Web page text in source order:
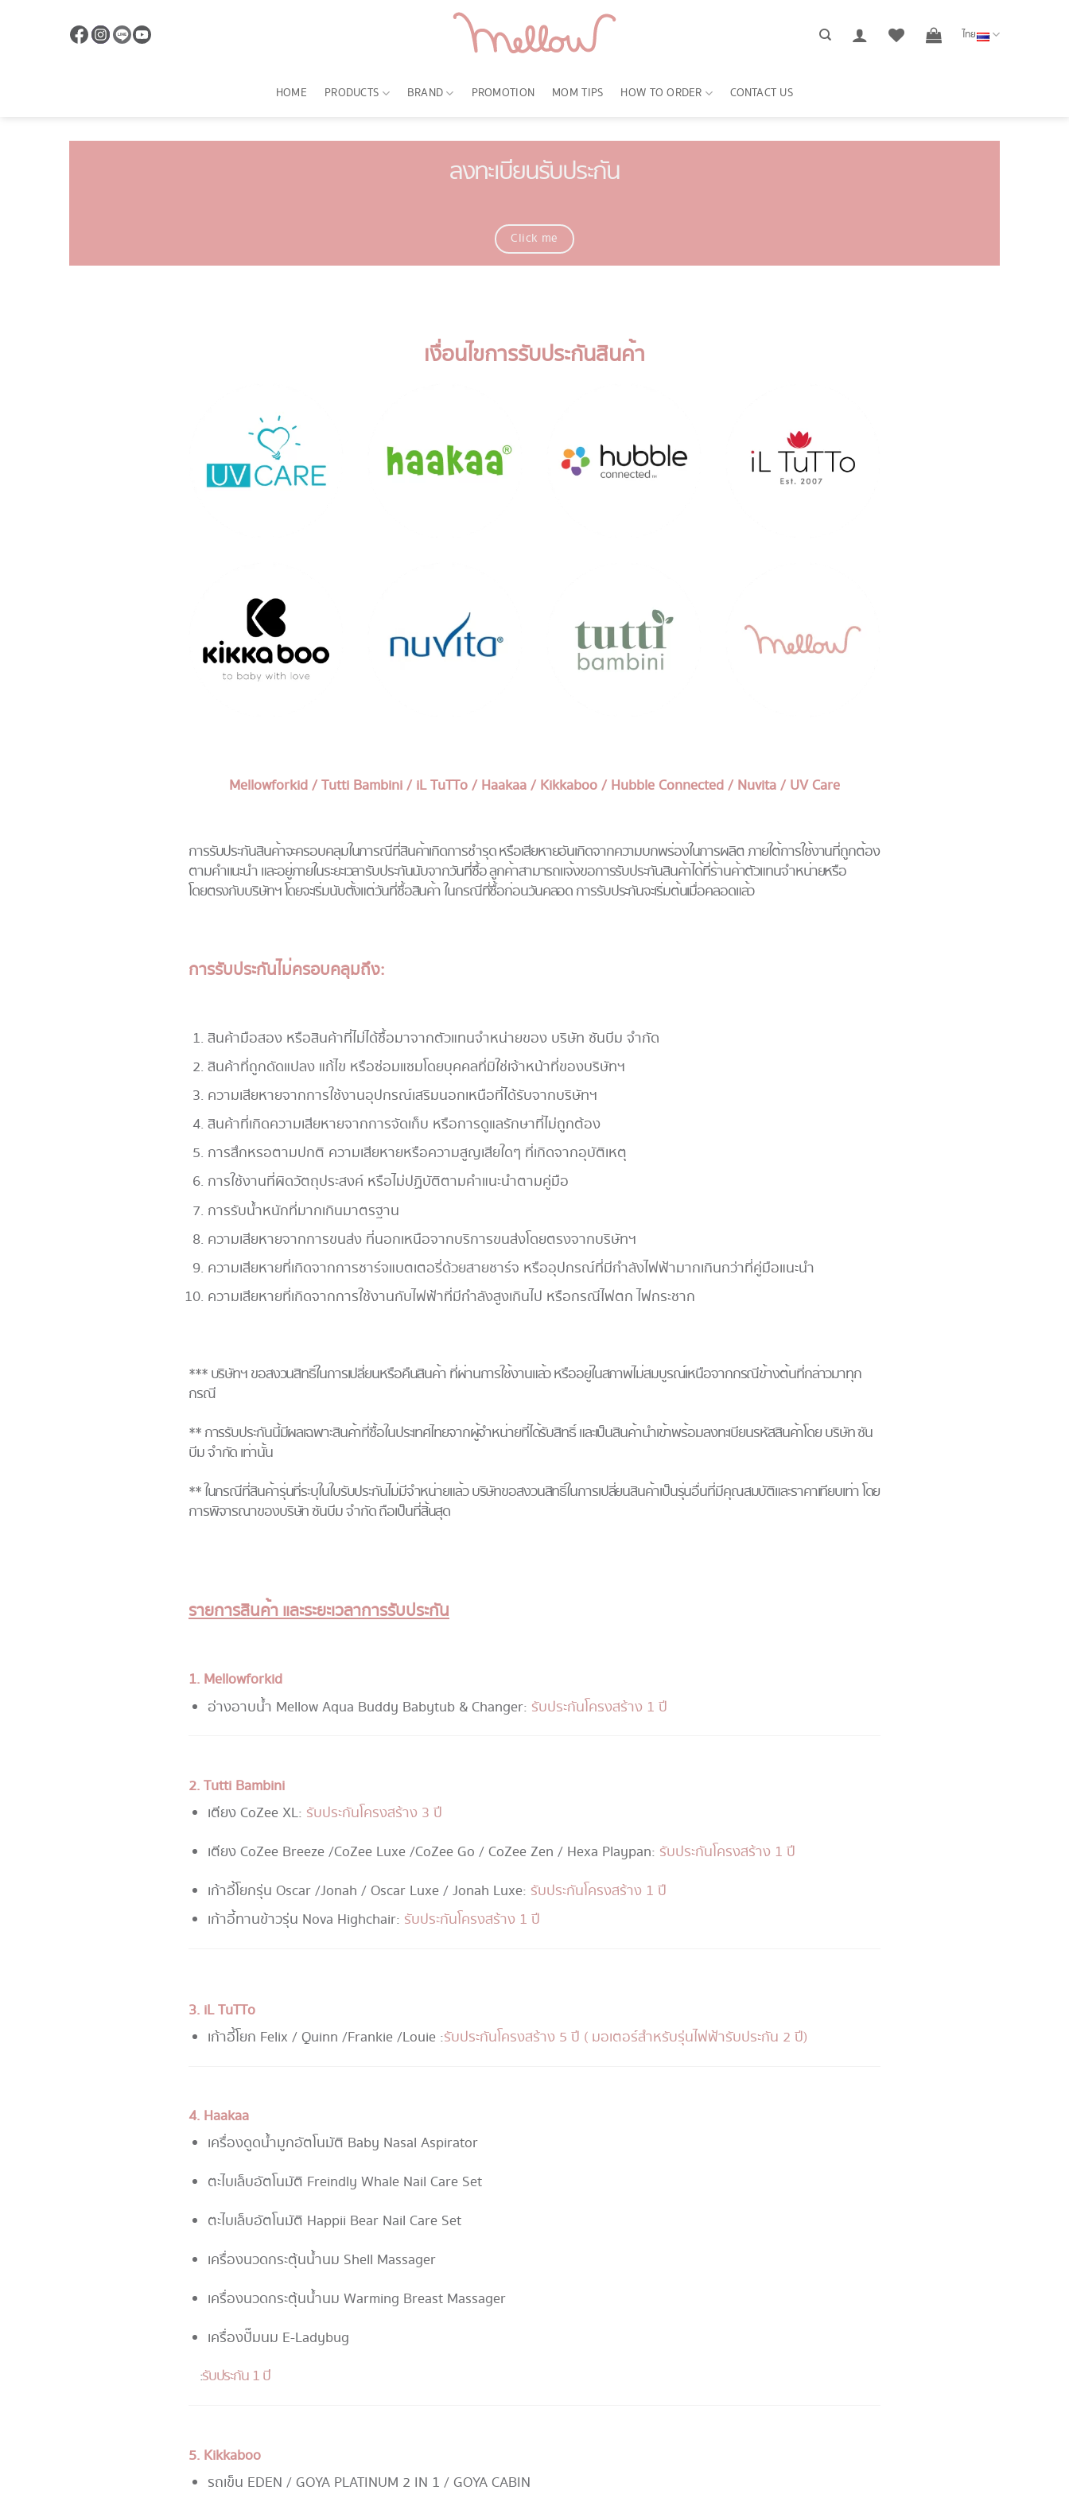
ไทย
HOME PRODUCTS BRAND PROMOTION MOM TIPS HOW TO ORDER CONTACT US
ลงทะเบียนรับประกัน
Click me
เงื่อนไขการรับประกันสินค้า
Mellowforkid / Tutti Bambini / iL TuTTo / Haakaa / Kikkaboo / Hubble Connected / Nuvita / UV Care
การรับประกันสินค้าจะครอบคลุมในการณีที่สินค้าเกิดการชำรุด หรือเสียหายอันเกิดจากความบกพร่องในการผลิต ภายใต้การใช้งานที่ถูกต้อง
ตามคำแนะนำ และอยู่ภายในระยะเวลารับประกันนับจากวันที่ซื้อ ลูกค้าสามารถแจ้งขอการรับประกันสินค้าได้ที่ร้านค้าตัวแทนจำหน่ายหรือ
โดยตรงกับบริษัทฯ โดยจะเริ่มนับตั้งแต่วันที่ซื้อสินค้า ในกรณีที่ซื้อก่อนวันคลอด การรับประกันจะเริ่มต้นเมื่อคลอดแล้ว
การรับประกันไม่ครอบคลุมถึง:
สินค้ามือสอง หรือสินค้าที่ไม่ได้ซื้อมาจากตัวแทนจําหน่ายของ บริษัท ซันบีม จำกัด
สินค้าที่ถูกดัดแปลง แก้ไข หรือซ่อมแซมโดยบุคคลที่มิใช่เจ้าหน้าที่ของบริษัทฯ
ความเสียหายจากการใช้งานอุปกรณ์เสริมนอกเหนือที่ได้รับจากบริษัทฯ
สินค้าที่เกิดความเสียหายจากการจัดเก็บ หรือการดูแลรักษาที่ไม่ถูกต้อง
การสึกหรอตามปกติ ความเสียหายหรือความสูญเสียใดๆ ที่เกิดจากอุบัติเหตุ
การใช้งานที่ผิดวัตถุประสงค์ หรือไม่ปฏิบัติตามคําแนะนําตามคู่มือ
การรับน้ำหนักที่มากเกินมาตรฐาน
ความเสียหายจากการขนส่ง ที่นอกเหนือจากบริการขนส่งโดยตรงจากบริษัทฯ
ความเสียหายที่เกิดจากการชาร์จแบตเตอรี่ด้วยสายชาร์จ หรืออุปกรณ์ที่มีกำลังไฟฟ้ามากเกินกว่าที่คู่มือแนะนำ
ความเสียหายที่เกิดจากการใช้งานกับไฟฟ้าที่มีกำลังสูงเกินไป หรือกรณีไฟตก ไฟกระชาก
*** บริษัทฯ ขอสงวนสิทธิ์ในการเปลี่ยนหรือคืนสินค้า ที่ผ่านการใช้งานแล้ว หรืออยู่ในสภาพไม่สมบูรณ์เหนือจากกรณีข้างต้นที่กล่าวมาทุก
กรณี
** การรับประกันนี้มีผลเฉพาะสินค้าที่ซื้อในประเทศไทยจากผู้จําหน่ายที่ได้รับสิทธิ์ และเป็นสินค้านําเข้าพร้อมลงทะเบียนรหัสสินค้าโดย บริษัท ซัน
บีม จำกัด เท่านั้น
** ในกรณีที่สินค้ารุ่นที่ระบุในใบรับประกันไม่มีจำหน่ายแล้ว บริษัทขอสงวนสิทธิ์ในการเปลี่ยนสินค้าเป็นรุ่นอื่นที่มีคุณสมบัติและราคาเทียบเท่า โดย
การพิจารณาของบริษัท ซันบีม จำกัด ถือเป็นที่สิ้นสุด
รายการสินค้า และระยะเวลาการรับประกัน
1. Mellowforkid
อ่างอาบน้ำ Mellow Aqua Buddy Babytub & Changer : รับประกันโครงสร้าง 1 ปี
2. Tutti Bambini
เตียง CoZee XL : รับประกันโครงสร้าง 3 ปี
เตียง CoZee Breeze / CoZee Luxe / CoZee Go / CoZee Zen / Hexa Playpan : รับประกันโครงสร้าง 1 ปี
เก้าอี้โยกรุ่น Oscar / Jonah / Oscar Luxe / Jonah Luxe : รับประกันโครงสร้าง 1 ปี
เก้าอี้ทานข้าวรุ่น Nova Highchair : รับประกันโครงสร้าง 1 ปี
3. iL TuTTo
เก้าอี้โยก Felix / Quinn / Frankie / Louie :รับประกันโครงสร้าง 5 ปี ( มอเตอร์สำหรับรุ่นไฟฟ้ารับประกัน 2 ปี)
4. Haakaa
เครื่องดูดน้ำมูกอัตโนมัติ Baby Nasal Aspirator
ตะไบเล็บอัตโนมัติ Freindly Whale Nail Care Set
ตะไบเล็บอัตโนมัติ Happii Bear Nail Care Set
เครื่องนวดกระตุ้นน้ำนม Shell Massager
เครื่องนวดกระตุ้นน้ำนม Warming Breast Massager
เครื่องปั๊มนม E-Ladybug
:รับประกัน 1 ปี
5. Kikkaboo
รถเข็น EDEN / GOYA PLATINUM 2 IN 1 / GOYA CABIN